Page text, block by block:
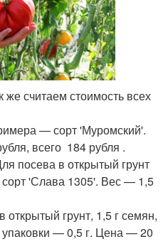
считаем стоимость всех
— сорт 'Муромский'.
всего 184 рубля .
посева в открытый грунт
сорт 'Слава 1305'. Вес — 1,5
открытый грунт, 1,5 г семян,
— 0,5 г. Цена — 20